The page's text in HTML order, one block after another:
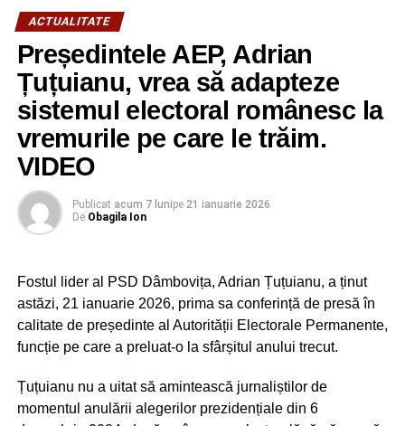
RELATIONATE: ALEGERI CANDIDAT
FEATURED
URMATOAREA
Corneliu Ştefan, candidatul PSD pentru CJ
ACTUALITATE
Președintele AEP, Adrian
Țuțuianu, vrea să adapteze
sistemul electoral românesc la
vremurile pe care le trăim.
VIDEO
Publicat acum 7 lunipe 21 ianuarie 2026
De Obagila Ion
Fostul lider al PSD Dâmbovița, Adrian Țuțuianu, a ținut
astăzi, 21 ianuarie 2026, prima sa conferință de presă în
calitate de președinte al Autorității Electorale Permanente,
funcție pe care a preluat-o la sfârșitul anului trecut.
Țuțuianu nu a uitat să amintească jurnaliștilor de
momentul anulării alegerilor prezidențiale din 6